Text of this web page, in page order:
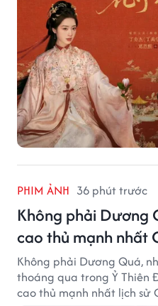
PHIM ẢNH 36 phút trước
Không phải Dương
cao thủ mạnh nhất
Không phải Dương Quá,
thoáng qua trong Ỷ Thiên
cao thủ mạnh nhất lịch sử